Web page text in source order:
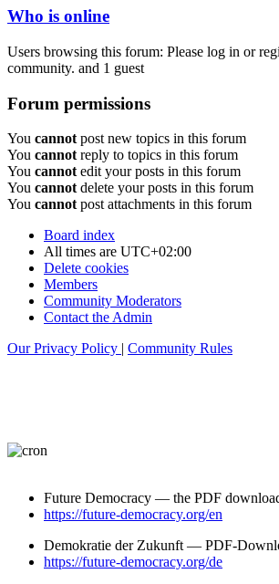
Who is online
Users browsing this forum: Please log in or
community. and 1 guest
Forum permissions
You cannot post new topics in this forum
You cannot reply to topics in this forum
You cannot edit your posts in this forum
You cannot delete your posts in this forum
You cannot post attachments in this forum
Board index
All times are UTC+02:00
Delete cookies
Members
Community Moderators
Contact the Admin
Our Privacy Policy | Community Rules
Future Democracy — the PDF
https://future-democracy.org/en
Demokratie der Zukunft — PDF-
https://future-democracy.org/de